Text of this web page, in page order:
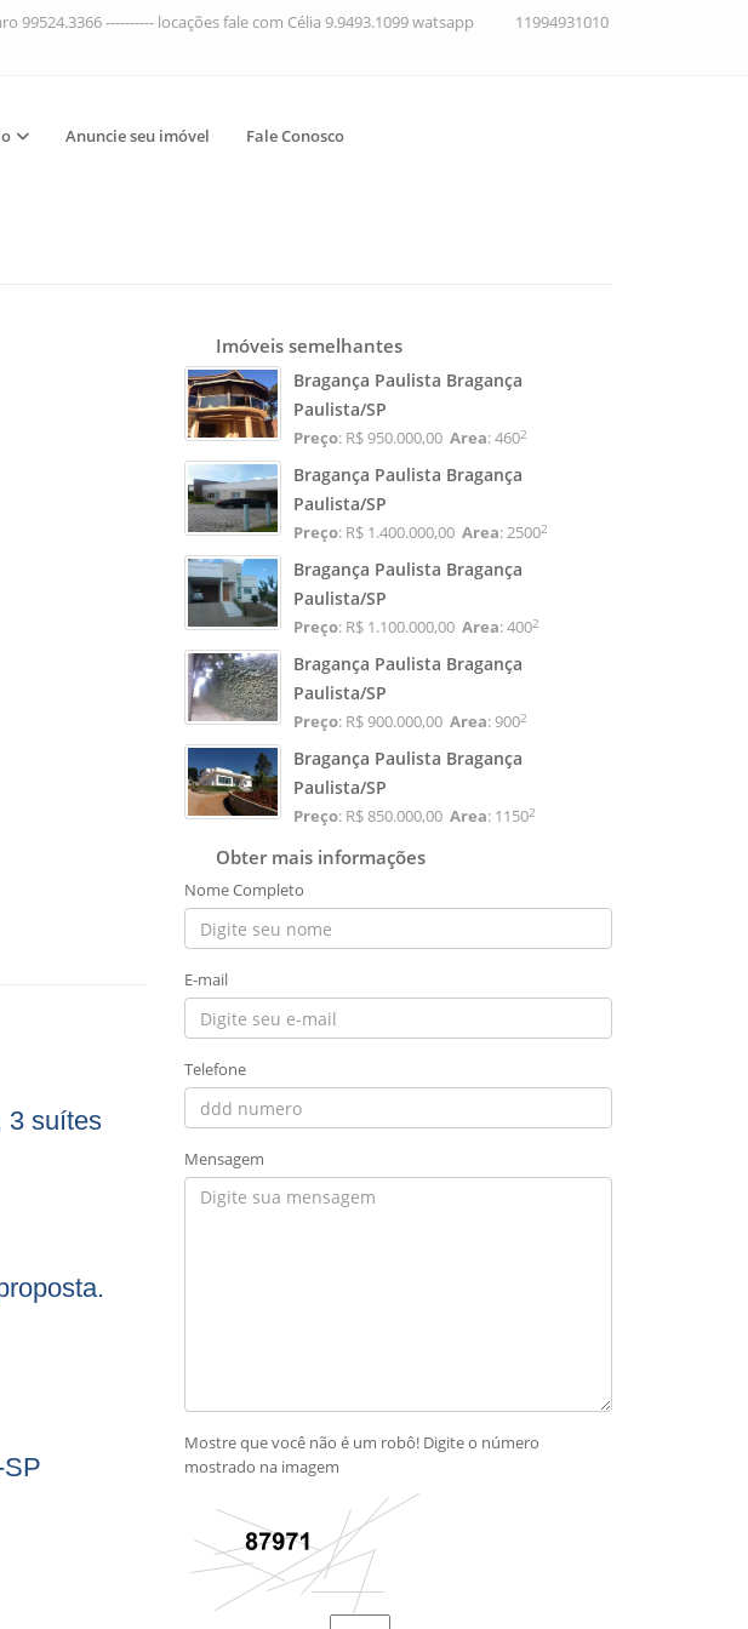
99524.3366 ---------- locações fale com Célia 9.9493.1099 watsapp
11994931010
Anuncie seu imóvel Fale Conosco
3 suítes
Imóveis semelhantes
Bragança Paulista Bragança
Paulista/SP
Preço: R$ 950.000,00 Area: 4602
Bragança Paulista Bragança
Paulista/SP
Preço: R$ 1.400.000,00 Area: 25002
Bragança Paulista Bragança
Paulista/SP
Preço: R$ 1.100.000,00 Area: 4002
Bragança Paulista Bragança
Paulista/SP
Preço: R$ 900.000,00 Area: 9002
Bragança Paulista Bragança
Paulista/SP
Preço: R$ 850.000,00 Area: 11502
Obter mais informações
Nome Completo
E-mail
Telefone
Mensagem
Mostre que você não é um robô! Digite o número
mostrado na imagem